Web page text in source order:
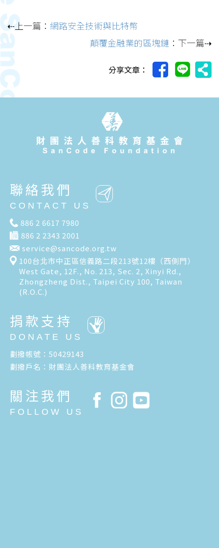
⇠上一篇： 網路安全技術與比特幣
顛覆金融業的區塊鏈 ：下一篇⇢
分享文章：
聯絡我們
CONTACT US
886 2 6617 7980
886 2 2343 2001
service@sancode.org.tw
100台北市中正區信義路二段213號12樓（西側門）
West Gate, 12F., No. 213, Sec. 2, Xinyi Rd.,
Zhongzheng Dist., Taipei City 100, Taiwan
(R.O.C.)
捐款支持
DONATE US
劃撥帳號：50429143
劃撥戶名：財團法人善科教育基金會
關注我們
FOLLOW US